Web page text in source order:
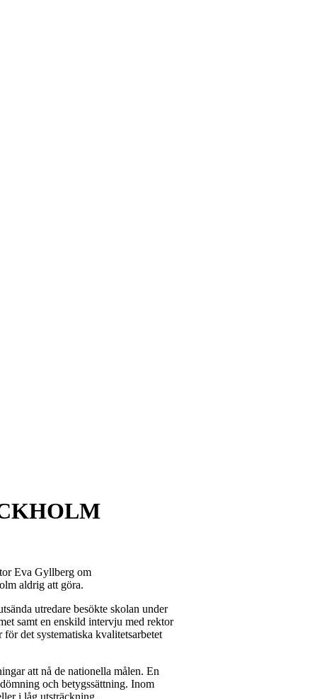
Eva Gyllberg om
aldrig att göra.
utredare besökte skolan under
samt en enskild intervju med rektor
det systematiska kvalitetsarbetet
att nå de nationella målen. En
och betygssättning. Inom
i låg utsträckning.